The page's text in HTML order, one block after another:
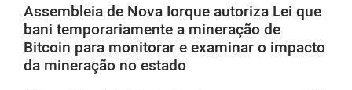
Assembleia de Nova Iorque autoriza Lei que
bani temporariamente a mineração de
Bitcoin para monitorar e examinar o impacto
da mineração no estado